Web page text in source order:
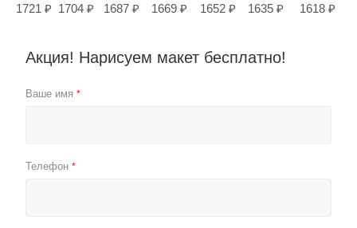
1721 ₽ 1704 ₽
1687 ₽
1669 ₽
1652 ₽
1635 ₽
1618 ₽
Акция! Нарисуем макет бесплатно!
Ваше имя *
Телефон *